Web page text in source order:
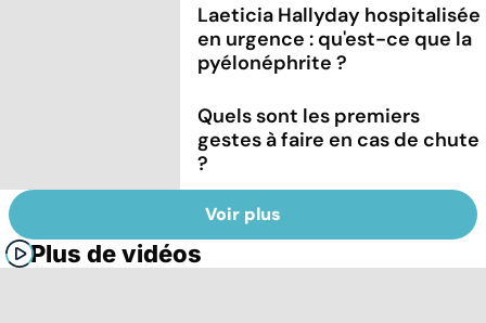
Laeticia Hallyday hospitalisée
en urgence : qu'est-ce que la
pyélonéphrite ?
Quels sont les premiers
gestes à faire en cas de chute
?
Voir plus
Plus de vidéos